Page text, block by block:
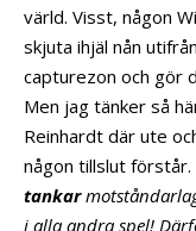
värld. Visst, någon
skjuta ihjäl nån
capturezon och gör
Men jag tänker så
Reinhardt där ute
någon tillslut förstår.
tankar
i alla andra spel!